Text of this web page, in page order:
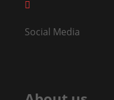
Social Media